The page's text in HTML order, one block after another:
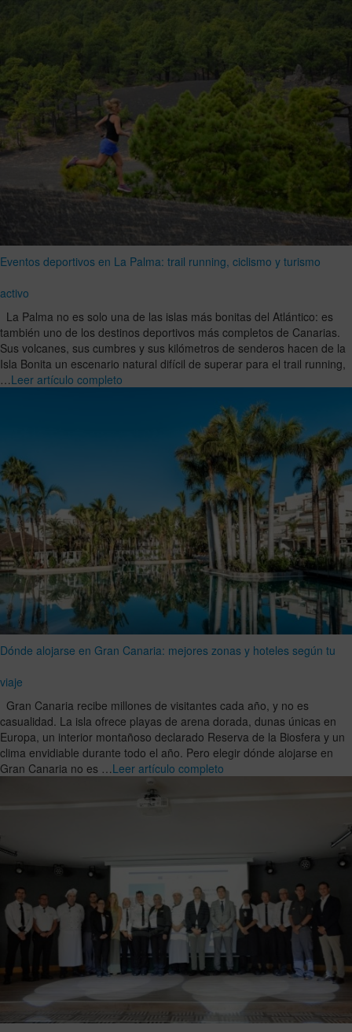
Eventos deportivos en La Palma: trail running, ciclismo y turismo
activo
La Palma no es solo una de las islas más bonitas del Atlántico: es
también uno de los destinos deportivos más completos de Canarias.
Sus volcanes, sus cumbres y sus kilómetros de senderos hacen de la
Isla Bonita un escenario natural difícil de superar para el trail running,
…Leer artículo completo
Dónde alojarse en Gran Canaria: mejores zonas y hoteles según tu
viaje
Gran Canaria recibe millones de visitantes cada año, y no es
casualidad. La isla ofrece playas de arena dorada, dunas únicas en
Europa, un interior montañoso declarado Reserva de la Biosfera y un
clima envidiable durante todo el año. Pero elegir dónde alojarse en
Gran Canaria no es …Leer artículo completo